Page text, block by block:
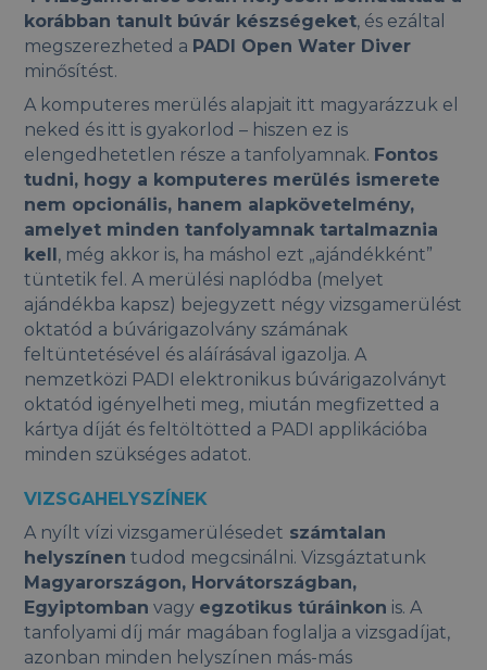
korábban tanult búvár készségeket, és ezáltal
megszerezheted a PADI Open Water Diver
minősítést.
A komputeres merülés alapjait itt magyarázzuk el
neked és itt is gyakorlod – hiszen ez is
elengedhetetlen része a tanfolyamnak. Fontos
tudni, hogy a komputeres merülés ismerete
nem opcionális, hanem alapkövetelmény,
amelyet minden tanfolyamnak tartalmaznia
kell, még akkor is, ha máshol ezt „ajándékként”
tüntetik fel. A merülési naplódba (melyet
ajándékba kapsz) bejegyzett négy vizsgamerülést
oktatód a búvárigazolvány számának
feltüntetésével és aláírásával igazolja. A
nemzetközi PADI elektronikus búvárigazolványt
oktatód igényelheti meg, miután megfizetted a
kártya díját és feltöltötted a PADI applikációba
minden szükséges adatot.
VIZSGAHELYSZÍNEK
A nyílt vízi vizsgamerülésedet számtalan
helyszínen tudod megcsinálni. Vizsgáztatunk
Magyarországon, Horvátországban,
Egyiptomban vagy egzotikus túráinkon is. A
tanfolyami díj már magában foglalja a vizsgadíjat,
azonban minden helyszínen más-más